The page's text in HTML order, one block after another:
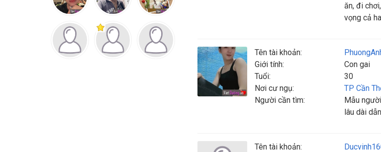
ăn, đi
vọng cả
Tên tài khoản:
Giới tính:
Con gai
Tuổi:
30
Nơi cư ngụ:
TP Cần
Người cần tìm:
Mẫu
lâu dài
Tên tài khoản: